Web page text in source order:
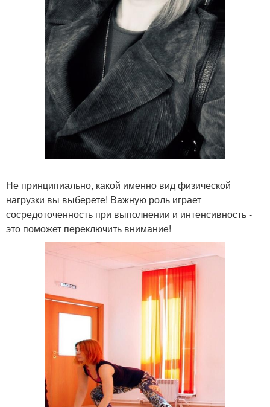
Не принципиально, какой именно вид физической
нагрузки вы выберете! Важную роль играет
сосредоточенность при выполнении и интенсивность -
это поможет переключить внимание!